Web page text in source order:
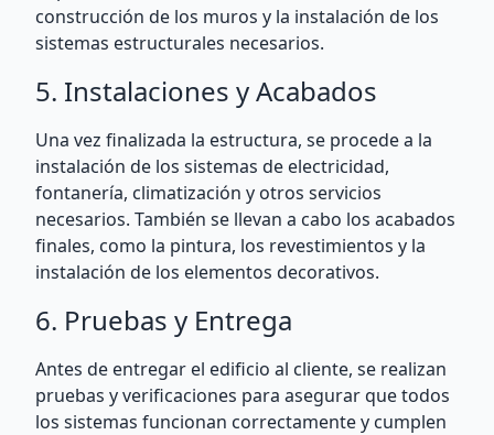
construcción de los muros y la instalación de los
sistemas estructurales necesarios.
5. Instalaciones y Acabados
Una vez finalizada la estructura, se procede a la
instalación de los sistemas de electricidad,
fontanería, climatización y otros servicios
necesarios. También se llevan a cabo los acabados
finales, como la pintura, los revestimientos y la
instalación de los elementos decorativos.
6. Pruebas y Entrega
Antes de entregar el edificio al cliente, se realizan
pruebas y verificaciones para asegurar que todos
los sistemas funcionan correctamente y cumplen